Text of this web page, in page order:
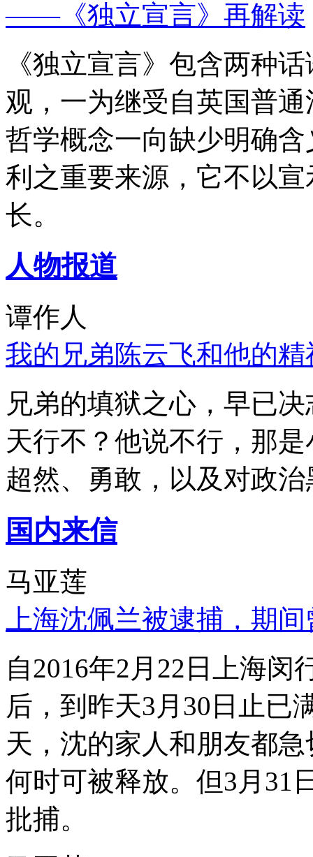
——《独立宣言》再解读
《独立宣言》包含两种
观，一为继受自英国普
哲学概念一向缺少明确
利之重要来源，它不以
长。
人物报道
谭作人
我的兄弟陈云飞和他的
兄弟的填狱之心，早已
天行不？他说不行，那
超然、勇敢，以及对政
国内来信
马亚莲
上海沈佩兰被逮捕，期
自2016年2月22日上海
后，到昨天3月30日止已
天，沈的家人和朋友都
何时可被释放。但3月31
批捕。